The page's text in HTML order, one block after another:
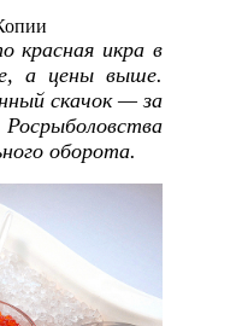
красная икра в
а цены выше.
скачок — за
оборота.